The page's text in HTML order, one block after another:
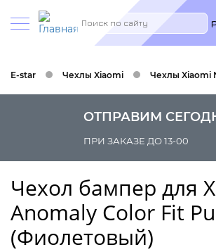
Search
E-star Чехлы Xiaomi Чехлы Xiaomi
ОТПРАВИМ
ПРИ ЗАКАЗЕ ДО 13-00
Чехол бампер для
Anomaly Color Fit
(Фиолетовый)